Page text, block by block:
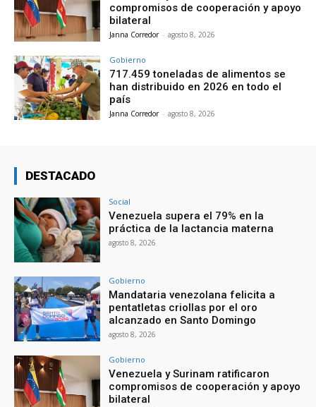
compromisos de cooperación y apoyo
bilateral
Janna Corredor - agosto 8, 2026
Gobierno
717.459 toneladas de alimentos se
han distribuido en 2026 en todo el
país
Janna Corredor - agosto 8, 2026
DESTACADO
Social
Venezuela supera el 79% en la
práctica de la lactancia materna
agosto 8, 2026
Gobierno
Mandataria venezolana felicita a
pentatletas criollas por el oro
alcanzado en Santo Domingo
agosto 8, 2026
Gobierno
Venezuela y Surinam ratificaron
compromisos de cooperación y apoyo
bilateral